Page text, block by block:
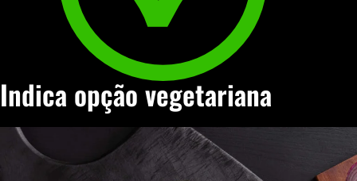
Indica opção vegetariana